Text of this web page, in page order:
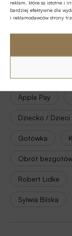
reklam, które są istotne i
bardziej efektywne dla
i reklamodawców strony
Udostępnij
Tagi
Apple Pay
Dziecko / Dzieci
Gotówka
Obrót
Robert Lidke
Sylwia Bilska